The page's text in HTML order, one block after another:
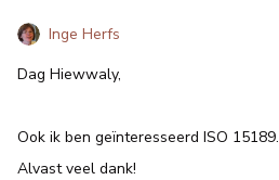
Inge Herfs
Dag Hiewwaly,
Ook ik ben geïnteresseerd ISO 15189.
Alvast veel dank!